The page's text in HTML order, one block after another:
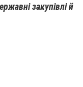
закупівлі й